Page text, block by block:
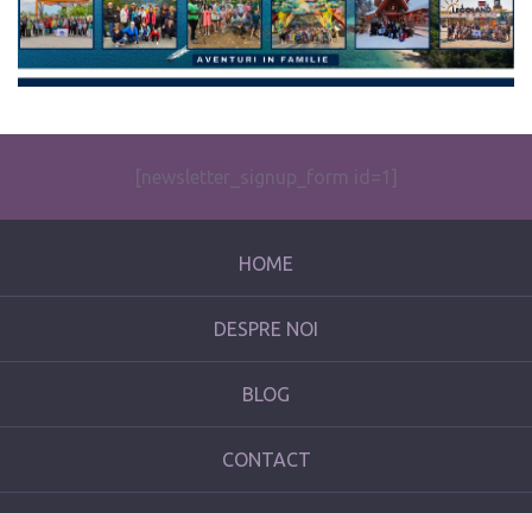
[newsletter_signup_form id=1]
HOME
DESPRE NOI
BLOG
CONTACT